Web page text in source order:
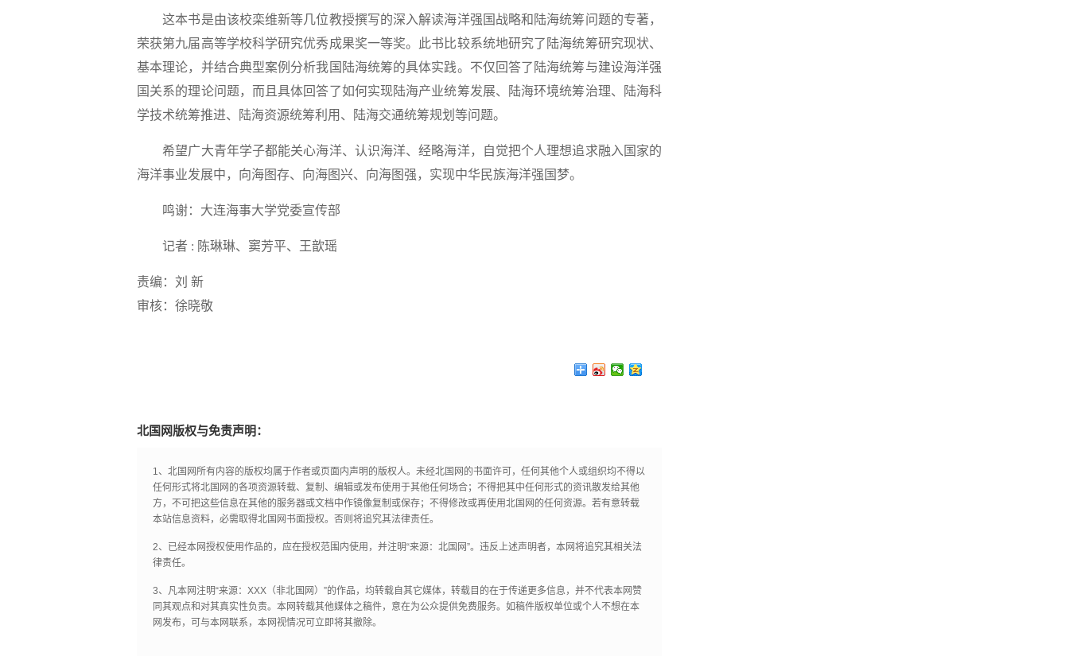
这本书是由该校栾维新等几位教授撰写的深入解读海洋强国战略和陆海统筹问题的专著，
荣获第九届高等学校科学研究优秀成果奖一等奖。此书比较系统地研究了陆海统筹研究现状、
基本理论，并结合典型案例分析我国陆海统筹的具体实践。不仅回答了陆海统筹与建设海洋强
国关系的理论问题，而且具体回答了如何实现陆海产业统筹发展、陆海环境统筹治理、陆海科
学技术统筹推进、陆海资源统筹利用、陆海交通统筹规划等问题。
希望广大青年学子都能关心海洋、认识海洋、经略海洋，自觉把个人理想追求融入国家的
海洋事业发展中，向海图存、向海图兴、向海图强，实现中华民族海洋强国梦。
鸣谢：大连海事大学党委宣传部
记者 : 陈琳琳、窦芳平、王歆瑶
责编：刘 新
审核：徐晓敬
北国网版权与免责声明：
1、北国网所有内容的版权均属于作者或页面内声明的版权人。未经北国网的书面许可，任何其他个人或组织均不得以
任何形式将北国网的各项资源转载、复制、编辑或发布使用于其他任何场合；不得把其中任何形式的资讯散发给其他
方，不可把这些信息在其他的服务器或文档中作镜像复制或保存；不得修改或再使用北国网的任何资源。若有意转载
本站信息资料，必需取得北国网书面授权。否则将追究其法律责任。
2、已经本网授权使用作品的，应在授权范围内使用，并注明“来源：北国网”。违反上述声明者，本网将追究其相关法
律责任。
3、凡本网注明“来源：XXX（非北国网）”的作品，均转载自其它媒体，转载目的在于传递更多信息，并不代表本网赞
同其观点和对其真实性负责。本网转载其他媒体之稿件，意在为公众提供免费服务。如稿件版权单位或个人不想在本
网发布，可与本网联系，本网视情况可立即将其撤除。